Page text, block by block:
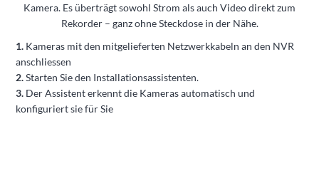
Kamera. Es überträgt sowohl Strom als auch Video direkt zum
Rekorder – ganz ohne Steckdose in der Nähe.
1. Kameras mit den mitgelieferten Netzwerkkabeln an den NVR
anschliessen
2.Starten Sie den Installationsassistenten.
3. Der Assistent erkennt die Kameras automatisch und
konfiguriert sie für Sie